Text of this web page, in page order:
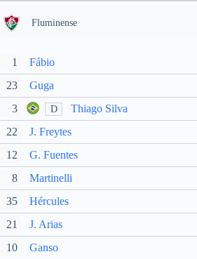
Fluminense
1 Fábio
23 Guga
3 D Thiago Silva
22 J. Freytes
12 G. Fuentes
8 Martinelli
35 Hércules
21 J. Arias
10 Ganso